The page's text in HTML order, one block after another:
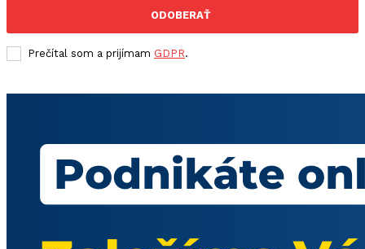
ODOBERAŤ
Prečítal som a prijímam GDPR.